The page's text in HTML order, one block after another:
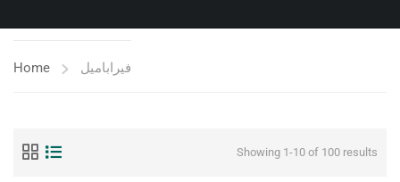
Home فيراباميل
Showing 1-10 of 100 results